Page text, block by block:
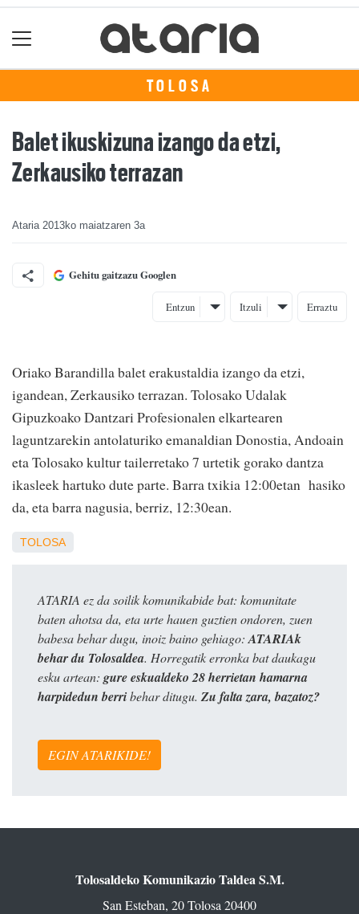
TOLOSA
Balet ikuskizuna izango da etzi,
Zerkausiko terrazan
Ataria 2013ko maiatzaren 3a
Gehitu gaitzazu Googlen
Entzun Itzuli Erraztu
Oriako Barandilla balet erakustaldia izango da etzi,
igandean, Zerkausiko terrazan. Tolosako Udalak
Gipuzkoako Dantzari Profesionalen elkartearen
laguntzarekin antolaturiko emanaldian Donostia, Andoain
eta Tolosako kultur tailerretako 7 urtetik gorako dantza
ikasleek hartuko dute parte. Barra txikia 12:00etan hasiko
da, eta barra nagusia, berriz, 12:30ean.
TOLOSA
ATARIA ez da soilik komunikabide bat: komunitate
baten ahotsa da, eta urte hauen guztien ondoren, zuen
babesa behar dugu, inoiz baino gehiago: ATARIAk
behar du Tolosaldea. Horregatik erronka bat daukagu
esku artean: gure eskualdeko 28 herrietan hamarna
harpidedun berribehar ditugu. Zu falta zara, bazatoz?
EGIN ATARIKIDE!
Tolosaldeko Komunikazio Taldea S.M.
San Esteban, 20 Tolosa 20400